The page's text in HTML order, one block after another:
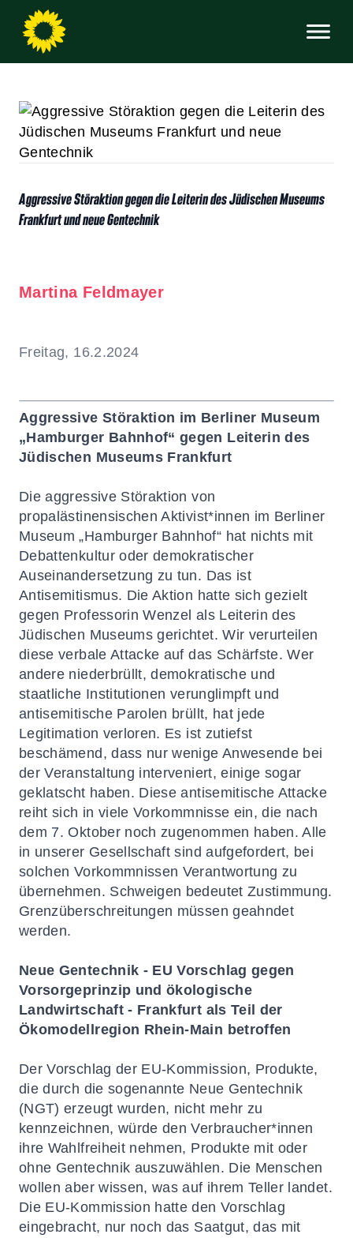
Aggressive Störaktion gegen die Leiterin des Jüdischen Museums
Frankfurt und neue Gentechnik
Martina Feldmayer
Freitag, 16.2.2024
Aggressive Störaktion im Berliner Museum
„Hamburger Bahnhof“ gegen Leiterin des
Jüdischen Museums Frankfurt
Die aggressive Störaktion von
propalästinensischen Aktivist*innen im Berliner
Museum „Hamburger Bahnhof“ hat nichts mit
Debattenkultur oder demokratischer
Auseinandersetzung zu tun. Das ist
Antisemitismus. Die Aktion hatte sich gezielt
gegen Professorin Wenzel als Leiterin des
Jüdischen Museums gerichtet. Wir verurteilen
diese verbale Attacke auf das Schärfste. Wer
andere niederbrüllt, demokratische und
staatliche Institutionen verunglimpft und
antisemitische Parolen brüllt, hat jede
Legitimation verloren. Es ist zutiefst
beschämend, dass nur wenige Anwesende bei
der Veranstaltung interveniert, einige sogar
geklatscht haben. Diese antisemitische Attacke
reiht sich in viele Vorkommnisse ein, die nach
dem 7. Oktober noch zugenommen haben. Alle
in unserer Gesellschaft sind aufgefordert, bei
solchen Vorkommnissen Verantwortung zu
übernehmen. Schweigen bedeutet Zustimmung.
Grenzüberschreitungen müssen geahndet
werden.
Neue Gentechnik - EU Vorschlag gegen
Vorsorgeprinzip und ökologische
Landwirtschaft- Frankfurt als Teil der
Ökomodellregion Rhein-Main betroffen
Der Vorschlag der EU-Kommission, Produkte,
die durch die sogenannte Neue Gentechnik
(NGT) erzeugt wurden, nicht mehr zu
kennzeichnen, würde den Verbraucher*innen
ihre Wahlfreiheit nehmen, Produkte mit oder
ohne Gentechnik auszuwählen. Die Menschen
wollen aber wissen, was auf ihrem Teller landet.
Die EU-Kommission hatte den Vorschlag
eingebracht, nur noch das Saatgut, das mit